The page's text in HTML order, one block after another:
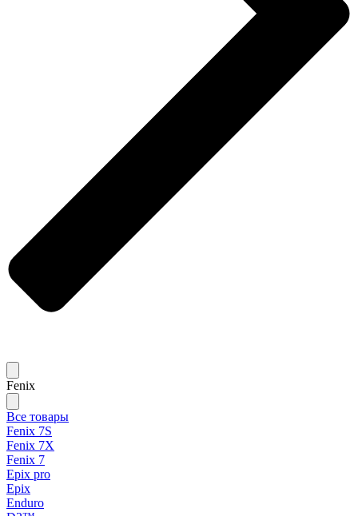
Fenix
Все товары
Fenix 7S
Fenix 7X
Fenix 7
Epix pro
Epix
Enduro